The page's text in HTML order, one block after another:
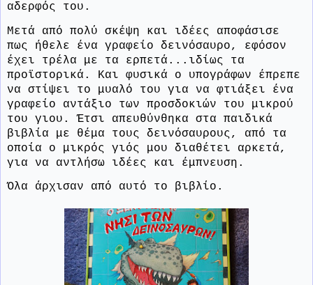
αδερφός του.
Μετά από πολύ σκέψη και ιδέες αποφάσισε
πως ήθελε ένα γραφείο δεινόσαυρο, εφόσον
έχει τρέλα με τα ερπετά...ιδίως τα
προϊστορικά. Και φυσικά ο υπογράφων έπρεπε
να στίψει το μυαλό του για να φτιάξει ένα
γραφείο αντάξιο των προσδοκιών του μικρού
του γιου. Έτσι απευθύνθηκα στα παιδικά
βιβλία με θέμα τους δεινόσαυρους, από τα
οποία ο μικρός γιός μου διαθέτει αρκετά,
για να αντλήσω ιδέες και έμπνευση.
Όλα άρχισαν από αυτό το βιβλίο.